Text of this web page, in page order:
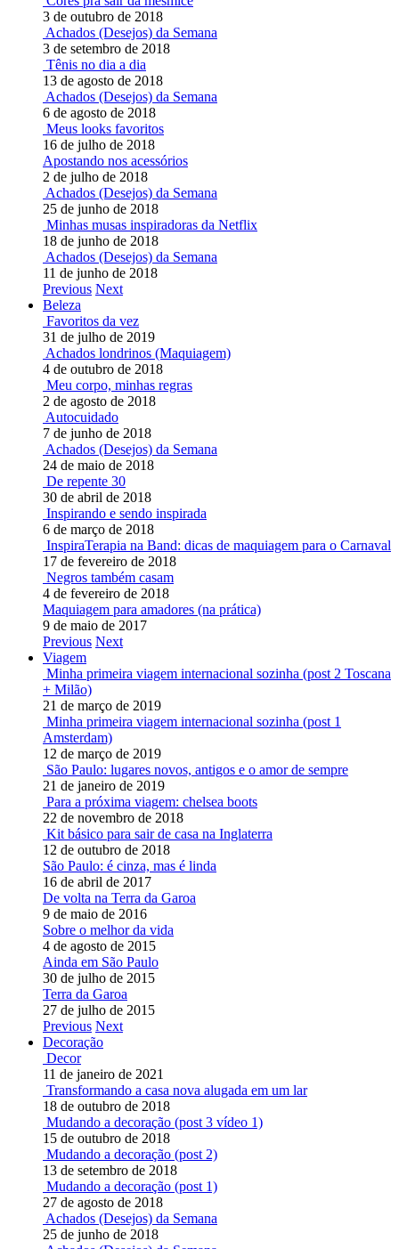
3 de outubro de 2018
Achados (Desejos) da Semana
3 de setembro de 2018
Tênis no dia a dia
13 de agosto de 2018
Achados (Desejos) da Semana
6 de agosto de 2018
Meus looks favoritos
16 de julho de 2018
Apostando nos acessórios
2 de julho de 2018
Achados (Desejos) da Semana
25 de junho de 2018
Minhas musas inspiradoras da Netflix
18 de junho de 2018
Achados (Desejos) da Semana
11 de junho de 2018
Previous Next
Beleza
Favoritos da vez
31 de julho de 2019
Achados londrinos (Maquiagem)
4 de outubro de 2018
Meu corpo, minhas regras
2 de agosto de 2018
Autocuidado
7 de junho de 2018
Achados (Desejos) da Semana
24 de maio de 2018
De repente 30
30 de abril de 2018
Inspirando e sendo inspirada
6 de março de 2018
InspiraTerapia na Band: dicas de maquiagem para o Carnaval
17 de fevereiro de 2018
Negros também casam
4 de fevereiro de 2018
Maquiagem para amadores (na prática)
9 de maio de 2017
Previous Next
Viagem
Minha primeira viagem internacional sozinha (post 2 Toscana
+ Milão)
21 de março de 2019
Minha primeira viagem internacional sozinha (post 1
Amsterdam)
12 de março de 2019
São Paulo: lugares novos, antigos e o amor de sempre
21 de janeiro de 2019
Para a próxima viagem: chelsea boots
22 de novembro de 2018
Kit básico para sair de casa na Inglaterra
12 de outubro de 2018
São Paulo: é cinza, mas é linda
16 de abril de 2017
De volta na Terra da Garoa
9 de maio de 2016
Sobre o melhor da vida
4 de agosto de 2015
Ainda em São Paulo
30 de julho de 2015
Terra da Garoa
27 de julho de 2015
Previous Next
Decoração
Decor
11 de janeiro de 2021
Transformando a casa nova alugada em um lar
18 de outubro de 2018
Mudando a decoração (post 3 vídeo 1)
15 de outubro de 2018
Mudando a decoração (post 2)
13 de setembro de 2018
Mudando a decoração (post 1)
27 de agosto de 2018
Achados (Desejos) da Semana
25 de junho de 2018